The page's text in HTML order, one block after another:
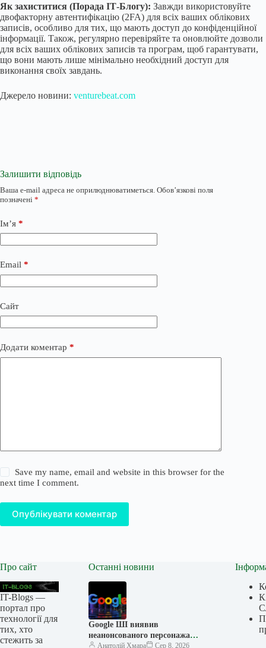
Як захиститися (Порада ІТ-Блогу): Завжди використовуйте
двофакторну автентифікацію (2FA) для всіх ваших облікових
записів, особливо для тих, що мають доступ до конфіденційної
інформації. Також, регулярно перевіряйте та оновлюйте дозволи
для всіх ваших облікових записів та програм, щоб гарантувати,
що вони мають лише мінімально необхідний доступ для
виконання своїх завдань.
Джерело новини: venturebeat.com
Залишити відповідь
Ваша e-mail адреса не оприлюднюватиметься. Обов’язкові поля
позначені *
Ім’я *
Email *
Сайт
Додати коментар *
Save my name, email and website in this browser for the
next time I comment.
Опублікувати коментар
Про сайт
IT-Blogs —
портал про
технології для
тих, хто
стежить за
Останні новини
Google ШІ виявив
неанонсованого персонажа
гри, якого розробник тримав
Анатолій Хмара Сер 8, 2026